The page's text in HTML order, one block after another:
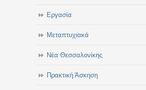
Εργασία
Μεταπτυχιακά
Νέα Θεσσαλονίκης
Πρακτική Άσκηση